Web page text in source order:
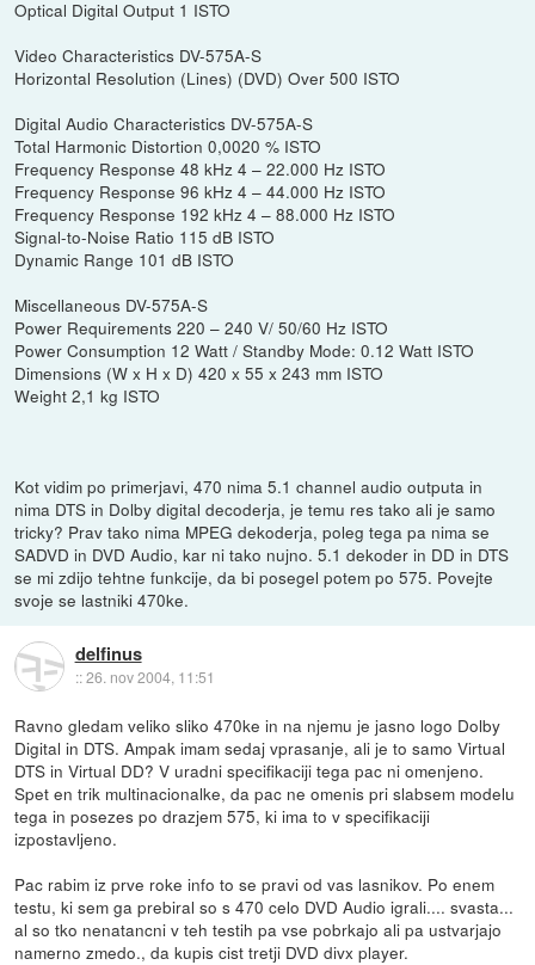
Optical Digital Output 1 ISTO
Video Characteristics DV-575A-S
Horizontal Resolution (Lines) (DVD) Over 500 ISTO
Digital Audio Characteristics DV-575A-S
Total Harmonic Distortion 0,0020 % ISTO
Frequency Response 48 kHz 4 – 22.000 Hz ISTO
Frequency Response 96 kHz 4 – 44.000 Hz ISTO
Frequency Response 192 kHz 4 – 88.000 Hz ISTO
Signal-to-Noise Ratio 115 dB ISTO
Dynamic Range 101 dB ISTO
Miscellaneous DV-575A-S
Power Requirements 220 – 240 V/ 50/60 Hz ISTO
Power Consumption 12 Watt / Standby Mode: 0.12 Watt ISTO
Dimensions (W x H x D) 420 x 55 x 243 mm ISTO
Weight 2,1 kg ISTO
Kot vidim po primerjavi, 470 nima 5.1 channel audio outputa in
nima DTS in Dolby digital decoderja, je temu res tako ali je samo
tricky? Prav tako nima MPEG dekoderja, poleg tega pa nima se
SADVD in DVD Audio, kar ni tako nujno. 5.1 dekoder in DD in DTS
se mi zdijo tehtne funkcije, da bi posegel potem po 575. Povejte
svoje se lastniki 470ke.
delfinus
::26. nov 2004, 11:51
Ravno gledam veliko sliko 470ke in na njemu je jasno logo Dolby
Digital in DTS. Ampak imam sedaj vprasanje, ali je to samo Virtual
DTS in Virtual DD? V uradni specifikaciji tega pac ni omenjeno.
Spet en trik multinacionalke, da pac ne omenis pri slabsem modelu
tega in posezes po drazjem 575, ki ima to v specifikaciji
izpostavljeno.
Pac rabim iz prve roke info to se pravi od vas lasnikov. Po enem
testu, ki sem ga prebiral so s 470 celo DVD Audio igrali.... svasta...
al so tko nenatancni v teh testih pa vse pobrkajo ali pa ustvarjajo
namerno zmedo., da kupis cist tretji DVD divx player.